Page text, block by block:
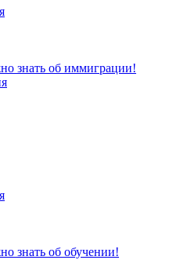
знать об иммиграции!
знать об обучении!